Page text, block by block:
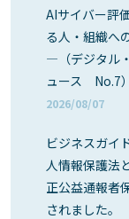
AIサイバー評
る人・組織へ
―（デジタル
ュース No.7）
2026/08/07
ビジネスガイ
人情報保護法
正公益通報者
されました。